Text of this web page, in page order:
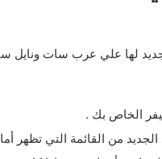
لها علي عرب سات ونايل
الخاص بك .
الجديد من القائمة التي تظهر